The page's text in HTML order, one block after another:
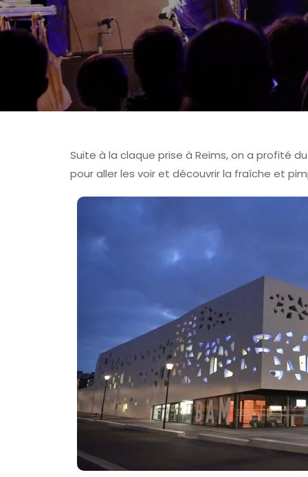
Suite à la claque prise à Reims, on a profité
pour aller les voir et découvrir la fraîche et
FAV 2026 : Le
De La Foire Aux
Colmar
31 Juillet 2026